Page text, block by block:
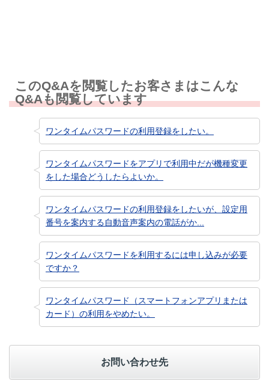
このQ&Aを閲覧したお客さまはこんな
Q&Aも閲覧しています
ワンタイムパスワードの利用登録をしたい。
ワンタイムパスワードをアプリで利用中だが機種変更
をした場合どうしたらよいか。
ワンタイムパスワードの利用登録をしたいが、設定用
番号を案内する自動音声案内の電話がか...
ワンタイムパスワードを利用するには申し込みが必要
ですか？
ワンタイムパスワード（スマートフォンアプリまたは
カード）の利用をやめたい。
お問い合わせ先